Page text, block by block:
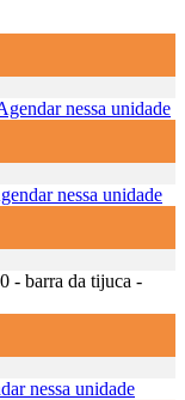
nessa unidade
nessa unidade
- barra da tijuca -
nessa unidade